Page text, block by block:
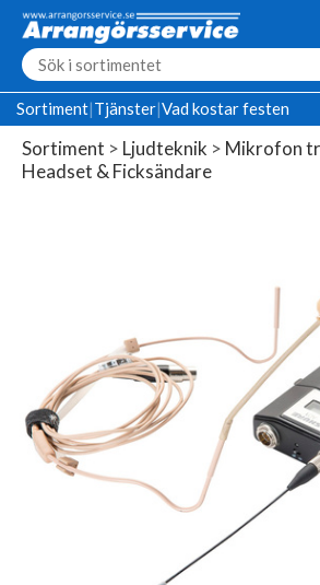
Sortiment|Tjänster|Vad kostar festen
Sortiment > Ljudteknik > Mikrofon
Headset & Ficksändare